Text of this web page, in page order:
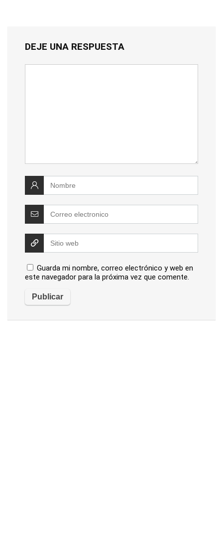
DEJE UNA RESPUESTA
Guarda mi nombre, correo electrónico y web en
este navegador para la próxima vez que comente.